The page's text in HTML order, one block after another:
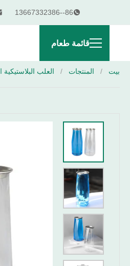
86--13667332386
قائمة طعام
بيت / المنتجات / العلب البلاستيكية